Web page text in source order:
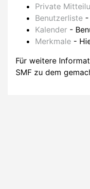
Private
Benutzerliste -
Kalender -
Merkmale -
Für weitere
SMF zu dem